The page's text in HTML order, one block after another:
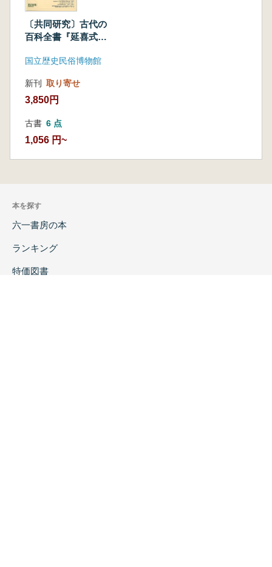
〔共同研究〕古代の
百科全書『延喜式』
中間報告
国立歴史民俗博物館
新刊 取り寄せ
3,850円
古書 6 点
1,056 円~
本を探す
六一書房の本
ランキング
特価図書